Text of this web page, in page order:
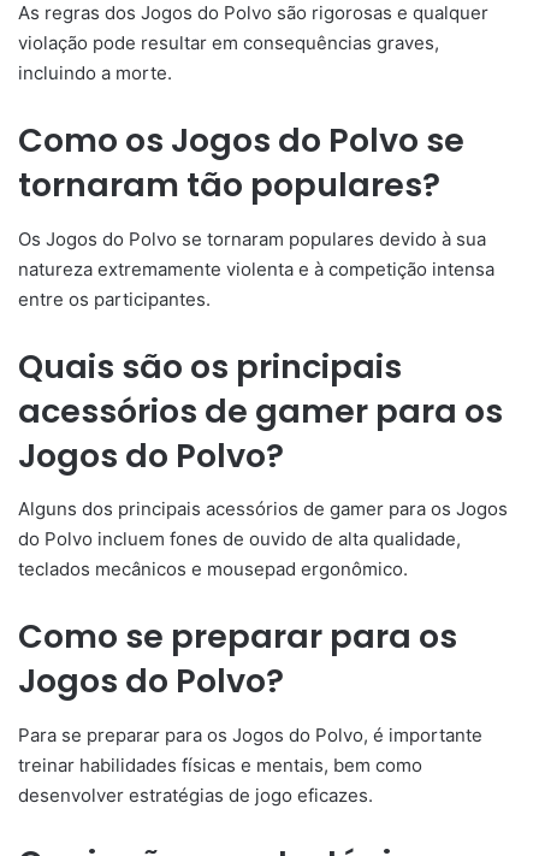
As regras dos Jogos do Polvo são rigorosas e qualquer
violação pode resultar em consequências graves,
incluindo a morte.
Como os Jogos do Polvo se
tornaram tão populares?
Os Jogos do Polvo se tornaram populares devido à sua
natureza extremamente violenta e à competição intensa
entre os participantes.
Quais são os principais
acessórios de gamer para os
Jogos do Polvo?
Alguns dos principais acessórios de gamer para os Jogos
do Polvo incluem fones de ouvido de alta qualidade,
teclados mecânicos e mousepad ergonômico.
Como se preparar para os
Jogos do Polvo?
Para se preparar para os Jogos do Polvo, é importante
treinar habilidades físicas e mentais, bem como
desenvolver estratégias de jogo eficazes.